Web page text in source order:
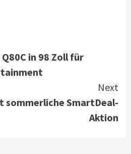
in 98 Zoll für
Next
sommerliche SmartDeal-
Aktion